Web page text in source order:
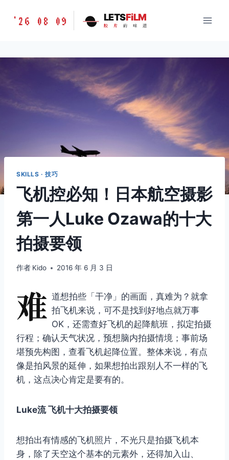
胶
味
'26 08 09 LETSFiLM
胶 片 的 味 道
SKILLS · 技巧
飞机控必知！日本航空摄影
第一人Luke Ozawa的十大
拍摄要领
作者 Kido 2016 年 6 月 3 日
难 道想拍些「干净」的画面，真难为？就拿
拍飞机来说，可不是找到好地点就万事
OK，还需查好飞机的起降航班，拟定拍摄
行程；确认天气状况，预想脑内拍摄情境；事前场
堪预先构图，查看飞机起降位置。整体来说，有点
像是拍风景的延伸，如果想拍出跟别人不一样的飞
机，这点决心肯定是要有的。
Luke流 飞机十大拍摄要领
想拍出有情感的飞机照片，不光只是拍摄飞机本
身，除了天空这个基本的元素外，还得加入山、